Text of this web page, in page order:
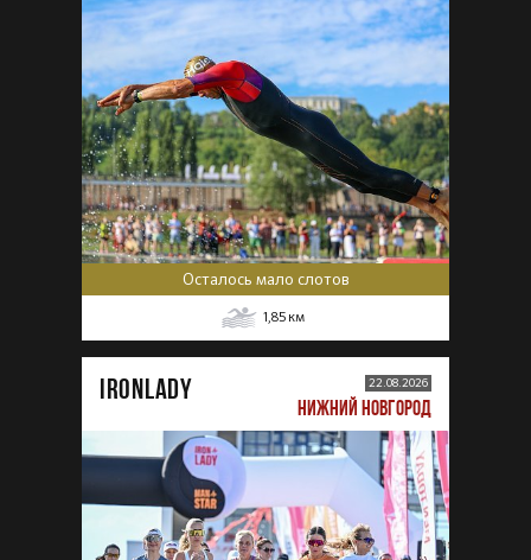
Осталось мало слотов
1,85 км
IRONLADY 22.08.2026
НИЖНИЙ НОВГОРОД